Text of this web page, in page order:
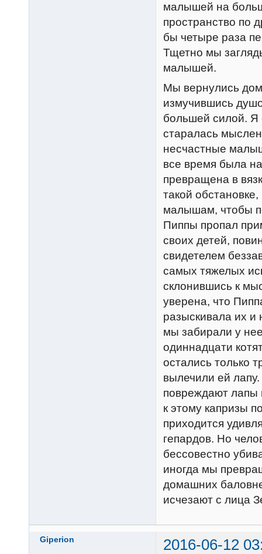
малышей на
пространство по
бы четыре раза
Тщетно мы
малышей.
Мы вернулись
измучившись
большей силой. Я
старалась
несчастные
все время была
превращена в
такой
малышам, чтобы
Пиппы пропал
своих детей,
свидетелем
самых тяжелых
склонившись к
уверена, что
разыскивала их и
мы забирали у
одиннадцати
остались только
вылечили ей
повреждают лапы
к этому капризы
приходится
гепардов. Но
бессовестно
иногда мы
домашних
исчезают с лица
Giperion 2016-06-12